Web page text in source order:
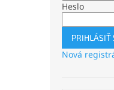
Heslo
PRIHLÁSIŤ
Nová